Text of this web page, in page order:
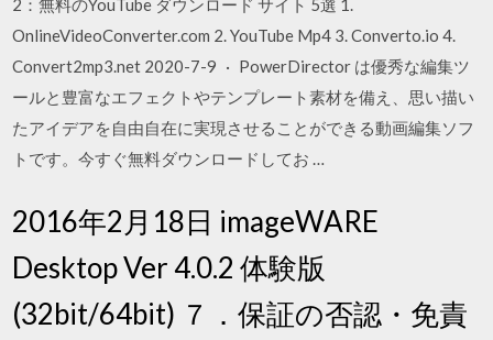
OnlineVideoConverter.com 2. YouTube Mp4 3. Converto.io 4.
Convert2mp3.net 2020-7-9 · PowerDirector は優秀な編集ツ
ールと豊富なエフェクトやテンプレート素材を備え、思い描い
たアイデアを自由自在に実現させることができる動画編集ソフ
トです。今すぐ無料ダウンロードしてお …
2016年2月18日 imageWARE
Desktop Ver 4.0.2 体験版
(32bit/64bit) ７．保証の否認・免責